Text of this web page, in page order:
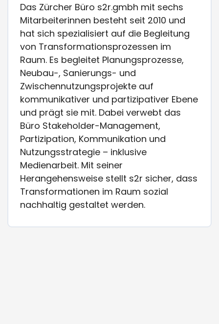
Das Zürcher Büro s2r.gmbh mit sechs
Mitarbeiterinnen besteht seit 2010 und
hat sich spezialisiert auf die Begleitung
von Transformationsprozessen im
Raum. Es begleitet Planungsprozesse,
Neubau-, Sanierungs- und
Zwischennutzungsprojekte auf
kommunikativer und partizipativer Ebene
und prägt sie mit. Dabei verwebt das
Büro Stakeholder-Management,
Partizipation, Kommunikation und
Nutzungsstrategie – inklusive
Medienarbeit. Mit seiner
Herangehensweise stellt s2r sicher, dass
Transformationen im Raum sozial
nachhaltig gestaltet werden.